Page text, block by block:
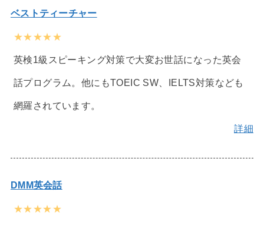
ベストティーチャー
★★★★★
英検1級スピーキング対策で大変お世話になった英会
話プログラム。他にもTOEIC SW、IELTS対策なども
網羅されています。
詳細
DMM英会話
★★★★★